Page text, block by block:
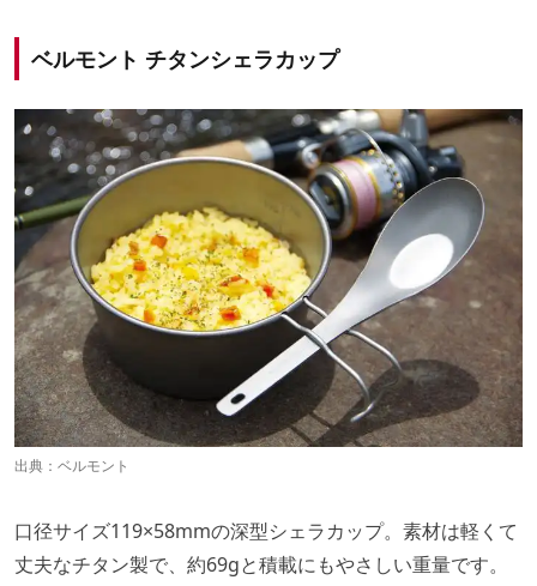
ベルモント チタンシェラカップ
出典： ベルモント
口径サイズ119×58mmの深型シェラカップ。素材は軽くて
丈夫なチタン製で、約69gと積載にもやさしい重量です。